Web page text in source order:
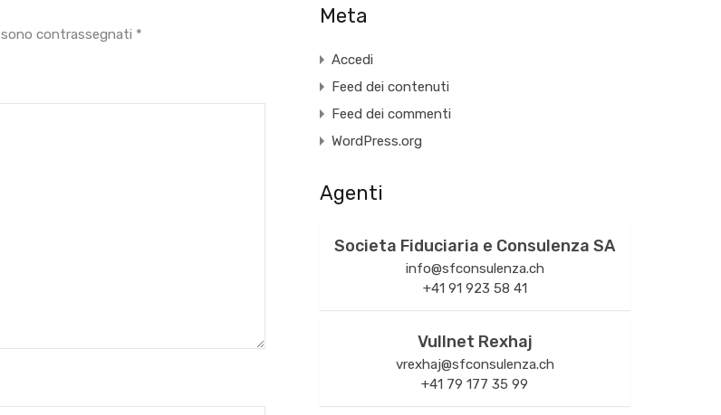
contrassegnati *
Meta
Accedi
Feed dei contenuti
Feed dei commenti
WordPress.org
Agenti
Societa Fiduciaria e Consulenza SA
info@sfconsulenza.ch
+41 91 923 58 41
Vullnet Rexhaj
vrexhaj@sfconsulenza.ch
+41 79 177 35 99